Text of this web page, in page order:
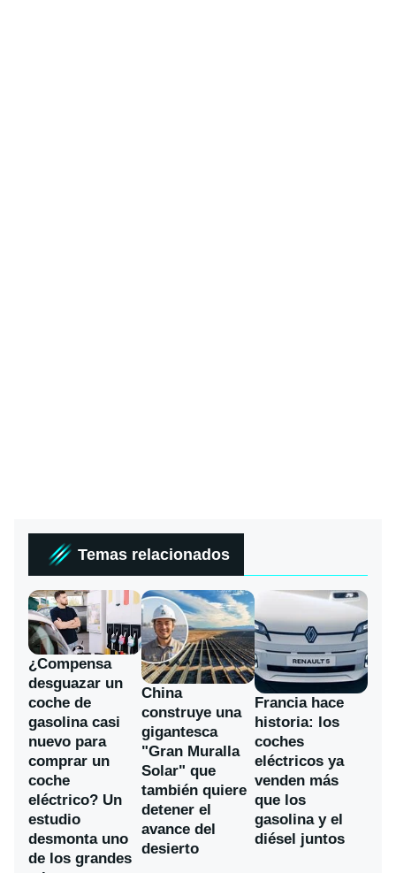
Temas relacionados
¿Compensa
desguazar un
coche de
gasolina casi
nuevo para
comprar un
coche
eléctrico? Un
estudio
desmonta uno
de los grandes
China
construye una
gigantesca
"Gran Muralla
Solar" que
también quiere
detener el
avance del
desierto
Francia hace
historia: los
coches
eléctricos ya
venden más
que los
gasolina y el
diésel juntos